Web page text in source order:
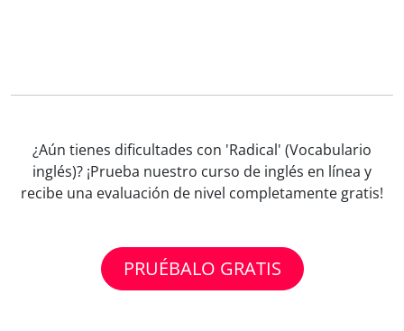
¿Aún tienes dificultades con 'Radical' (Vocabulario
inglés)? ¡Prueba nuestro curso de inglés en línea y
recibe una evaluación de nivel completamente gratis!
PRUÉBALO GRATIS